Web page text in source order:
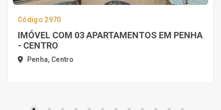
Código 2970
IMÓVEL COM 03 APARTAMENTOS EM PENHA
- CENTRO
Penha, Centro